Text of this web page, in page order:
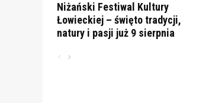
Niżański Festiwal Kultury
Łowieckiej – święto tradycji,
natury i pasji już 9 sierpnia